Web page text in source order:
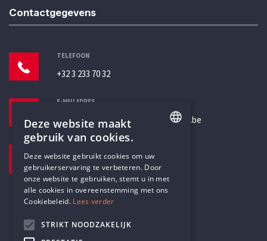
Contactgegevens
TELEFOON
+32 3 233 70 32
E-MAILADRES
secretariaat@humanistischverbond.be
Pottenbrug 4
Antwerpen, 2000
DUTCH
Deze website maakt
gebruik van cookies.
Deze website gebruikt cookies om uw
gebruikerservaring te verbeteren. Door
onze website te gebruiken, stemt u in met
alle cookies in overeenstemming met ons
Cookiebeleid. Lees verder
STRIKT NOODZAKELIJK